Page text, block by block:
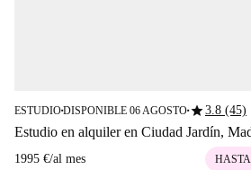
ESTUDIO■DISPONIBLE 06 AGOSTO■star3.8 (45)
Estudio en alquiler en Ciudad Jardín,
1995 €/al mes